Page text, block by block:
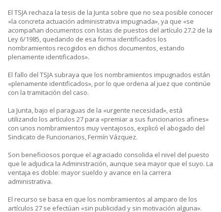
El TSJA rechaza la tesis de la Junta sobre que no sea posible conocer
«la concreta actuación administrativa impugnada», ya que «se
acompañan documentos con listas de puestos del artículo 27.2 de la
Ley 6/1985, quedando de esa forma identificados los
nombramientos recogidos en dichos documentos, estando
plenamente identificados».
El fallo del TSJA subraya que los nombramientos impugnados están
«plenamente identificados», por lo que ordena al juez que continúe
con la tramitación del caso.
La Junta, bajo el paraguas de la «urgente necesidad», está
utilizando los artículos 27 para «premiar a sus funcionarios afines»
con unos nombramientos muy ventajosos, explicó el abogado del
Sindicato de Funcionarios, Fermín Vázquez.
Son beneficiosos porque el agraciado consolida el nivel del puesto
que le adjudica la Administración, aunque sea mayor que el suyo. La
ventaja es doble: mayor sueldo y avance en la carrera
administrativa.
El recurso se basa en que los nombramientos al amparo de los
artículos 27 se efectúan «sin publicidad y sin motivación alguna».